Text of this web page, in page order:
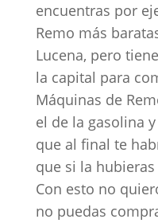
encuentras por
Remo más
Lucena, pero
la capital para
Máquinas de
el de la gasolina
que al final te
que si la
Con esto no
no puedas